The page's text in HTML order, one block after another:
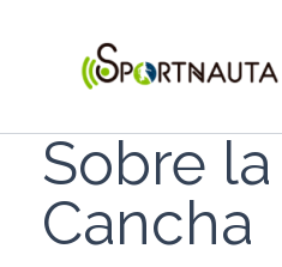
Sobre la
Cancha